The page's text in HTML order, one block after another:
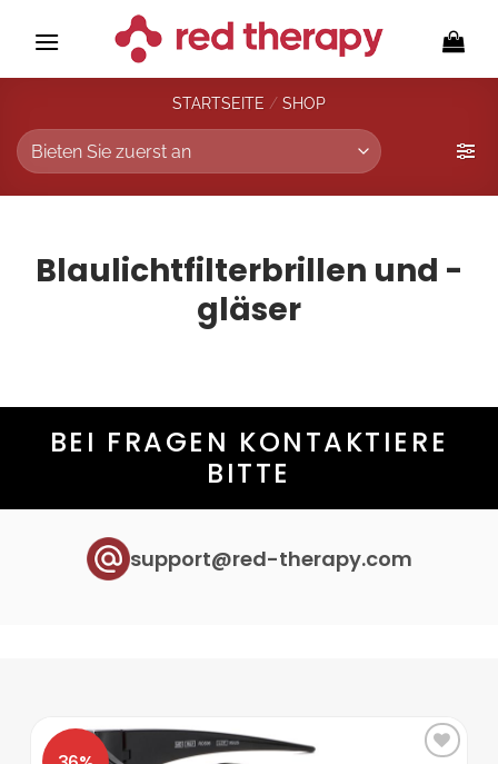
Inhalt
STARTSEITE / SHOP
Blaulichtfilterbrillen und -
gläser
BEI FRAGEN KONTAKTIERE
BITTE
support@red-therapy.com